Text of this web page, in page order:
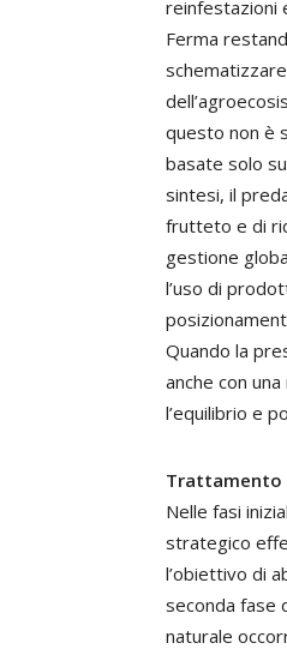
reinfestazioni
Ferma
questo non è
basate solo
sintesi, il
frutteto e di
gestione
l’uso di
Quando la
anche con
l’equilibrio e
Trattamento
Nelle fasi
strategico
l’obiettivo di
seconda fase
naturale